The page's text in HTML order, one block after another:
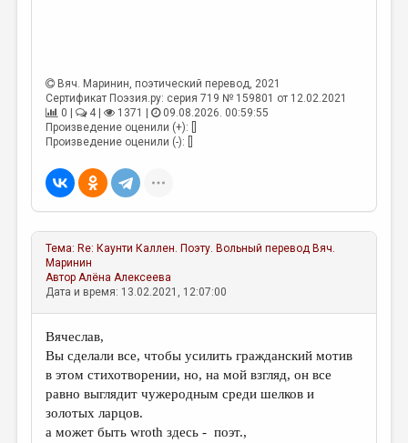
МАЛАЯ ПРОЗА
ЭССЕИСТИКА
ЛИТЕРАТУРОВЕДЕНИЕ
КУЛЬТУРОВЕДЕНИЕ
ПУБЛИЦИСТИКА
РЕЦЕНЗИРОВАНИЕ
ЦИКЛЫ ПУБЛИКАЦИЙ
ТРЕДИАКОВСКИЙ
МЕДИА
ВКОНТАКТЕ
Вяч. Маринин, поэтический перевод, 2021
Сертификат Поэзия.ру: серия 719 № 159801 от 12.02.2021
0 |
4 | 1371 |
09.08.2026. 00:59:55
Произведение оценили (+): []
Произведение оценили (-): []
Тема: Re: Каунти Каллен. Поэту. Вольный перевод Вяч.
Маринин
АвторАлёна Алексеева
Дата и время: 13.02.2021, 12:07:00
Вячеслав,
Вы сделали все, чтобы усилить гражданский мотив
в этом стихотворении, но, на мой взгляд, он все
равно выглядит чужеродным среди шелков и
золотых ларцов.
а может быть wroth здесь - поэт.,